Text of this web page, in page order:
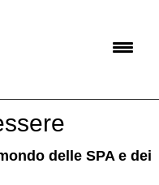
delle SPA e dei